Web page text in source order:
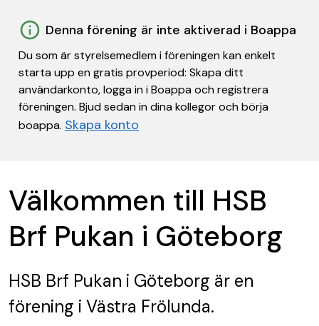
Denna förening är inte aktiverad i Boappa
Du som är styrelsemedlem i föreningen kan enkelt
starta upp en gratis provperiod: Skapa ditt
användarkonto, logga in i Boappa och registrera
föreningen. Bjud sedan in dina kollegor och börja
boappa. Skapa konto
Välkommen till HSB
Brf Pukan i Göteborg
HSB Brf Pukan i Göteborg är en
förening i Västra Frölunda.